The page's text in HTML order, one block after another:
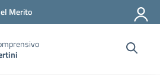
Merito